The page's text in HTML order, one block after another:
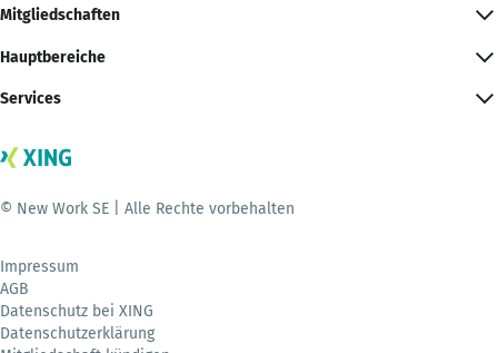
Mitgliedschaften
Hauptbereiche
Services
© New Work SE | Alle Rechte vorbehalten
Impressum
AGB
Datenschutz bei XING
Datenschutzerklärung